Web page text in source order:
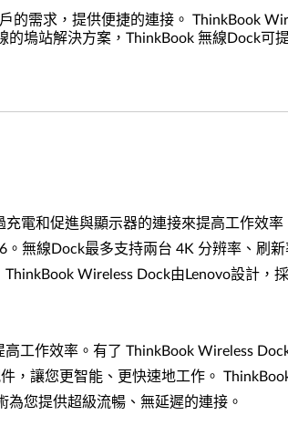
的需求，提供便捷的連接。 ThinkBook
塢站解決方案，ThinkBook 無線Dock可
電和促進與顯示器的連接來提高工作效
無線Dock最多支持兩台 4K 分辨率、刷
Wireless Dock由Lenovo設計，
工作效率。有了 ThinkBook Wireless
，讓您更智能、更快速地工作。
您提供超級流暢、無延遲的連接。